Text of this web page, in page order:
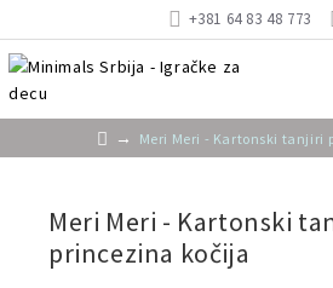
+381 64 83 48 773
Meri Meri - Kartonski tanjiri
Meri Meri - Kartonski
princezina kočija